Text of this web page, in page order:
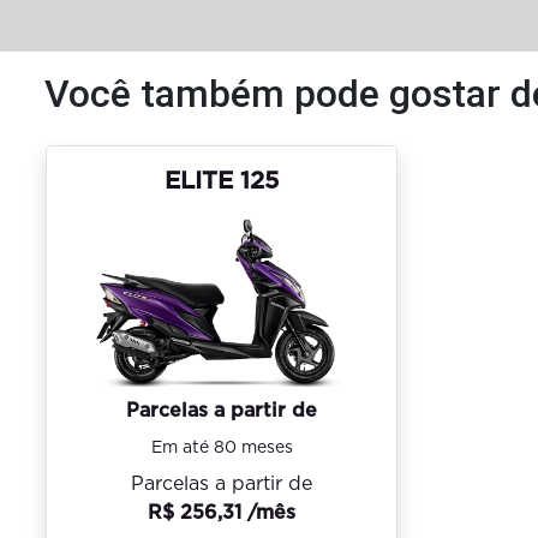
Você também pode gostar
ELITE 125
Parcelas a partir de
Em até 80 meses
Parcelas a partir de
R$ 256,31 /mês